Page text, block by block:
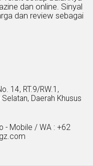
dan online. Sinyal
dan review sebagai
14, RT.9/RW.1,
Daerah Khusus
- Mobile / WA : +62